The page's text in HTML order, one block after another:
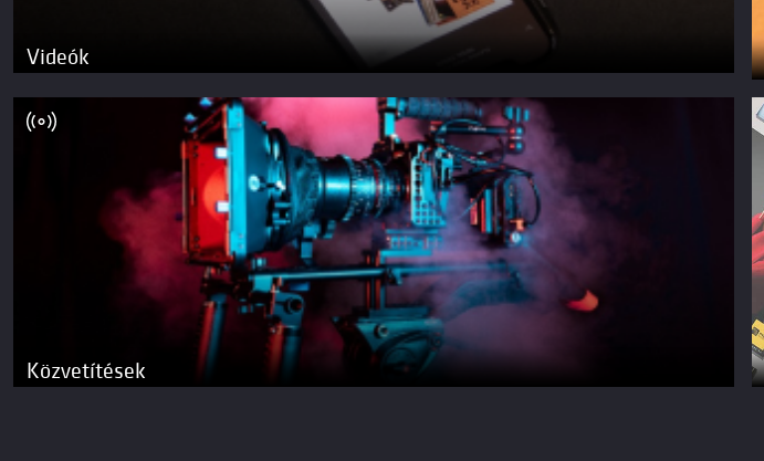
Videók
Közvetítések